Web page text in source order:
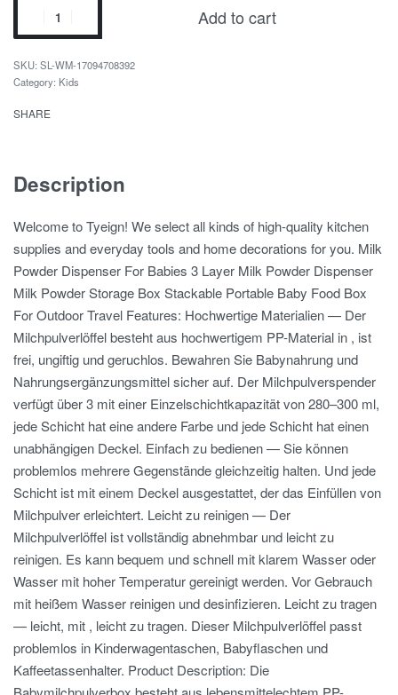
Add to cart
SL-WM-17094708392
Category: Kids
SHARE
Description
Welcome to Tyeign! We select all kinds of high-quality kitchen
supplies and everyday tools and home decorations for you. Milk
Powder Dispenser For Babies 3 Layer Milk Powder Dispenser
Milk Powder Storage Box Stackable Portable Baby Food Box
For Outdoor Travel Features: Hochwertige Materialien — Der
Milchpulverlöffel besteht aus hochwertigem PP-Material in , ist
frei, ungiftig und geruchlos. Bewahren Sie Babynahrung und
Nahrungsergänzungsmittel sicher auf. Der Milchpulverspender
verfügt über 3 mit einer Einzelschichtkapazität von 280–300 ml,
jede Schicht hat eine andere Farbe und jede Schicht hat einen
unabhängigen Deckel. Einfach zu bedienen — Sie können
problemlos mehrere Gegenstände gleichzeitig halten. Und jede
Schicht ist mit einem Deckel ausgestattet, der das Einfüllen von
Milchpulver erleichtert. Leicht zu reinigen — Der
Milchpulverlöffel ist vollständig abnehmbar und leicht zu
reinigen. Es kann bequem und schnell mit klarem Wasser oder
Wasser mit hoher Temperatur gereinigt werden. Vor Gebrauch
mit heißem Wasser reinigen und desinfizieren. Leicht zu tragen
— leicht, mit , leicht zu tragen. Dieser Milchpulverlöffel passt
problemlos in Kinderwagentaschen, Babyflaschen und
Kaffeetassenhalter. Product Description: Die